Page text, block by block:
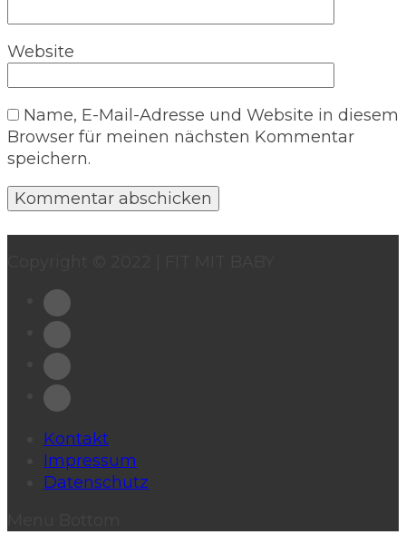
Website
Name, E-Mail-Adresse und Website in diesem
Browser für meinen nächsten Kommentar
speichern.
Kontakt
Impressum
Datenschutz